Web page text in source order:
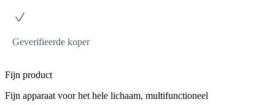
Geverifieerde koper
Fijn product
Fijn apparaat voor het hele lichaam, multifunctioneel